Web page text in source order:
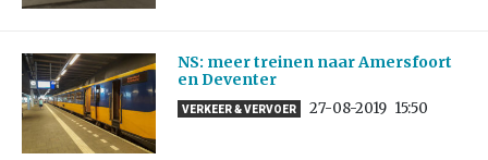
NS: meer treinen naar Amersfoort
en Deventer
VERKEER & VERVOER 27-08-2019 15:50